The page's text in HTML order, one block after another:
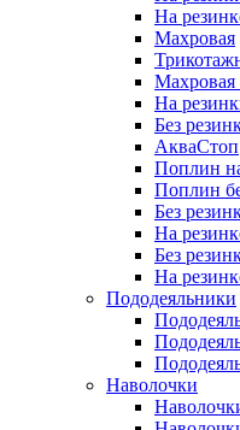
На
Махровая
Махровая
На
Без
АкваСтоп
Поплин
Поплин
Без
На
Без
На
Пододеяльники
Наволочки